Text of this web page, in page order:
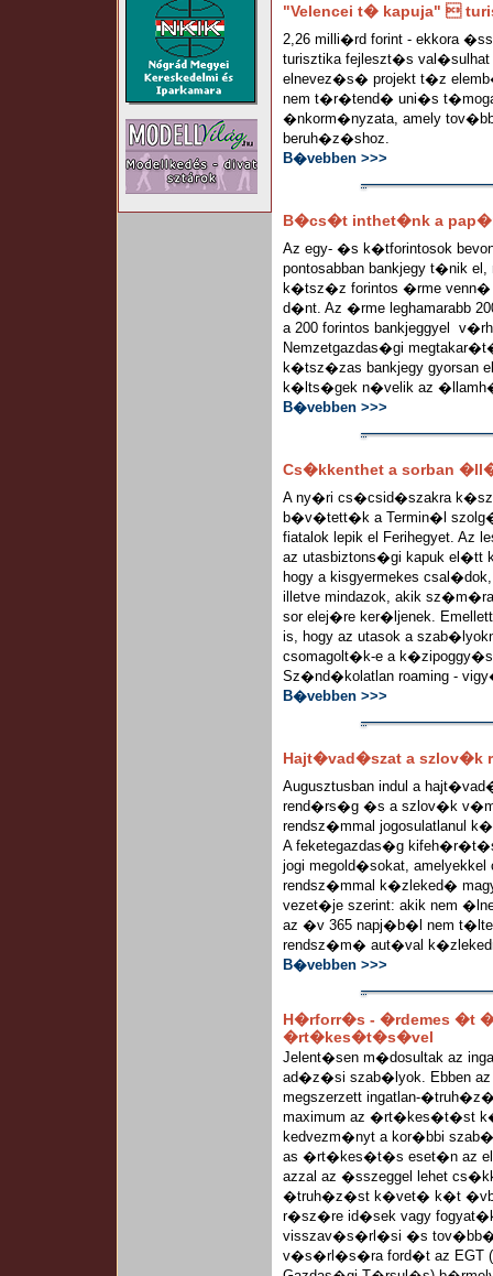
"Velencei t� kapuja" 
2,26 milli�rd forint - ekkora
turisztika fejleszt�s val�sulhat
elnevez�s� projekt t�z
nem t�r�tend� uni�s
�nkorm�nyzata, amely
beruh�z�shoz.
B�vebben >>>
B�cs�t inthet�nk a
Az egy- �s k�tforintosok
pontosabban bankjegy t�nik
k�tsz�z forintos �rme
d�nt. Az �rme leghamarabb
a 200 forintos bankjeggyel
Nemzetgazdas�gi
k�tsz�zas bankjegy
k�lts�gek n�velik az
B�vebben >>>
Cs�kkenthet a sorban
A ny�ri cs�csid�szakra
b�v�tett�k a Termin�l
fiatalok lepik el Ferihegyet.
az utasbiztons�gi kapuk el�tt
hogy a kisgyermekes
illetve mindazok, akik
sor elej�re ker�ljenek.
is, hogy az utasok a
csomagolt�k-e a
Sz�nd�kolatlan roaming -
B�vebben >>>
Hajt�vad�szat a szlov�k
Augusztusban indul a
rend�rs�g �s a szlov�k
rendsz�mmal jogosulatlanul
A feketegazdas�g
jogi megold�sokat,
rendsz�mmal k�zleked�
vezet�je szerint: akik nem
az �v 365 napj�b�l nem
rendsz�m� aut�val
B�vebben >>>
H�rforr�s - �rdemes �t
�rt�kes�t�s�vel
Jelent�sen m�dosultak az
ad�z�si szab�lyok. Ebben
megszerzett ingatlan-
maximum az �rt�kes�t�st
kedvezm�nyt a kor�bbi
as �rt�kes�t�s eset�n az
azzal az �sszeggel lehet
�truh�z�st k�vet� k�t
r�sz�re id�sek vagy
visszav�s�rl�si �s
v�s�rl�s�ra ford�t az EGT